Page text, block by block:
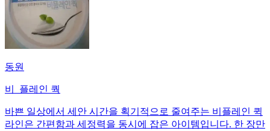
동원
비_플레인 쿽
바쁜 일상에서 세안 시간을 획기적으로 줄여주는 비플레인 퀵
라인은 간편함과 세정력을 동시에 잡은 아이템입니다. 한 장만